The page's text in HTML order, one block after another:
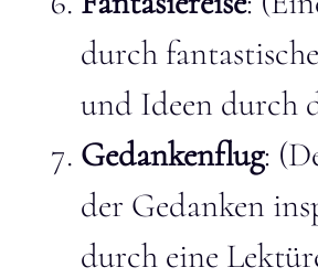
durch
und Ideen durch
Gedankenflug:
der Gedanken
durch eine